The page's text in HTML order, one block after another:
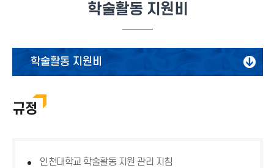
학술활동 지원비
학술활동 지원비
규정
인천대학교 학술활동 지원 관리 지침